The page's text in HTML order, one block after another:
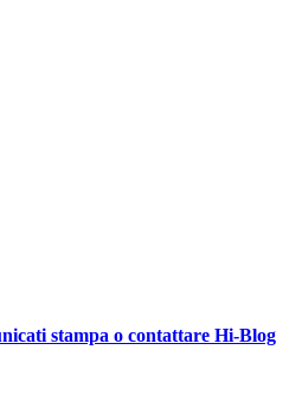
stampa o contattare Hi-Blog